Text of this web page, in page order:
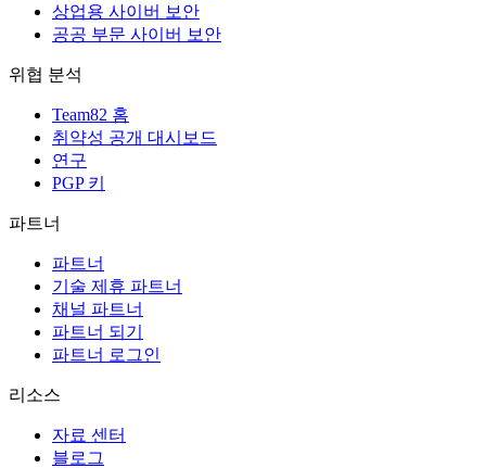
상업용 사이버 보안
공공 부문 사이버 보안
위협 분석
Team82 홈
취약성 공개 대시보드
연구
PGP 키
파트너
파트너
기술 제휴 파트너
채널 파트너
파트너 되기
파트너 로그인
리소스
자료 센터
블로그